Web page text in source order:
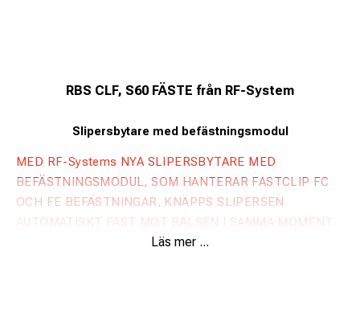
RBS CLF, S60 FÄSTE från RF-System
Slipersbytare med befästningsmodul
MED RF-Systems NYA SLIPERSBYTARE MED
BEFÄSTNINGSMODUL, SOM HANTERAR FASTCLIP FC
OCH FE BEFÄSTNINGAR, KNÄPPS SLIPERSEN
AUTOMATISKT FAST MOT RÄLSEN I SAMMA MOMENT
SOM BYTE AV SLIPERSEN SKER
Läs mer ...